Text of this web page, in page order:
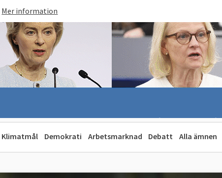
Mer information
Klimatmål Demokrati Arbetsmarknad Debatt Alla ämnen